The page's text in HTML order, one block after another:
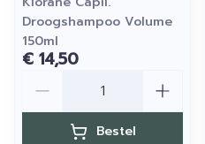
Droogshampoo Volume
150ml
€ 14,50
Bestel